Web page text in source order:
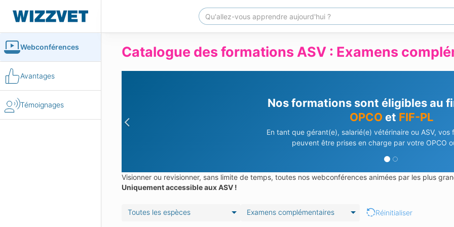
Webconférences
Avantages
Témoignages
Catalogue des formations ASV : Examens
Besoin d'aide pour vos
Notre équipe vous accompagne dans vos demandes
En savoir plus Contactez-nous
Previous
Visionner ou revisionner, sans limite de temps, toutes nos webconférences animées par les plus
Uniquement accessible aux ASV !
Toutes les espèces Examens complémentaires Réinitialiser